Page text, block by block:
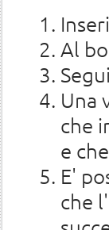
Al
Una
che
e
E'
che